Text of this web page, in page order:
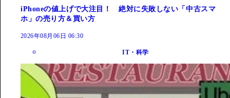
iPhoneの値上げで大注目！ 絶対に失敗しない「中古スマ
ホ」の売り方＆買い方
2026年08月06日 06:30
IT・科学